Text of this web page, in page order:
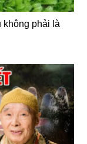
không phải là